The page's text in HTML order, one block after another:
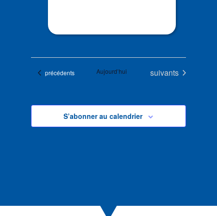
Évènements
précédents Aujourd’hui Évènements
suivants
S’abonner au calendrier